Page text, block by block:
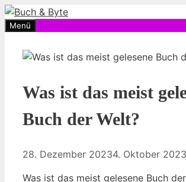
Zum
Inhalt
Menü
Was ist das meist
Buch der Welt?
28. Dezember 20234. Oktober 2023
Was ist das meist gelesene Buch